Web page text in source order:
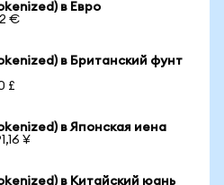
в Евро
€
в Британский фунт
£
в Японская иена
¥
в Китайский юань